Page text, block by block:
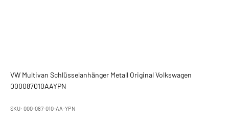
VW Multivan Schlüsselanhänger Metall Original Volkswagen
000087010AAYPN
SKU: 000-087-010-AA-YPN